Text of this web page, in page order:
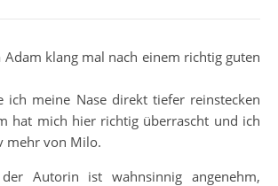
Adam klang mal nach einem richtig guten
ich meine Nase direkt tiefer reinstecken
hat mich hier richtig überrascht und ich
mehr von Milo.
Autorin ist wahnsinnig angenehm,